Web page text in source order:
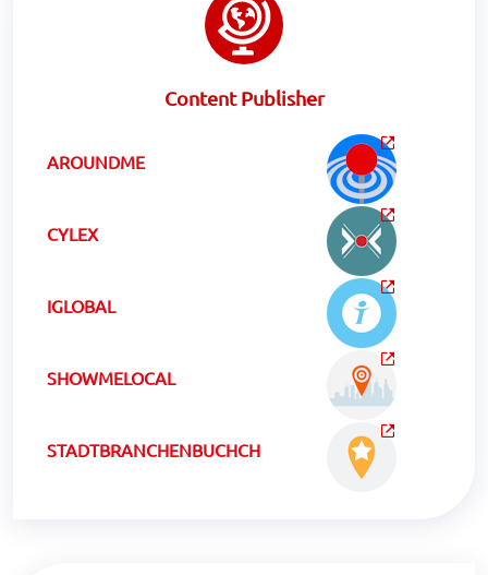
Content Publisher
AROUNDME
CYLEX
IGLOBAL
SHOWMELOCAL
STADTBRANCHENBUCHCH